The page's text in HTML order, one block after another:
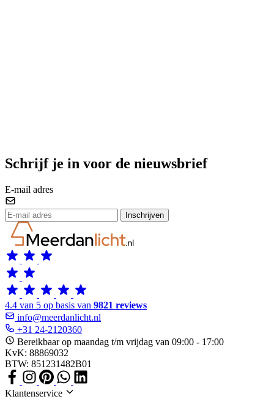
Schrijf je in voor de nieuwsbrief
E-mail adres
Inschrijven
4.4 van 5 op basis van 9821 reviews
info@meerdanlicht.nl
+31 24-2120360
Bereikbaar op maandag t/m vrijdag van 09:00 - 17:00
KvK: 88869032
BTW: 851231482B01
Klantenservice